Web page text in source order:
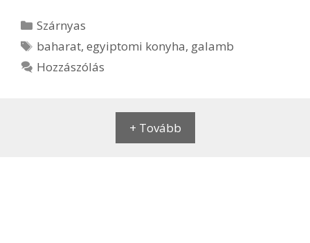
Kategória
Szárnyas
Címkék
baharat,egyiptomi konyha, galamb
Hozzászólás
+ Tovább